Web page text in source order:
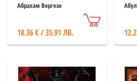
Абрахам Вергезе
18.36 € / 35.91 ЛВ.